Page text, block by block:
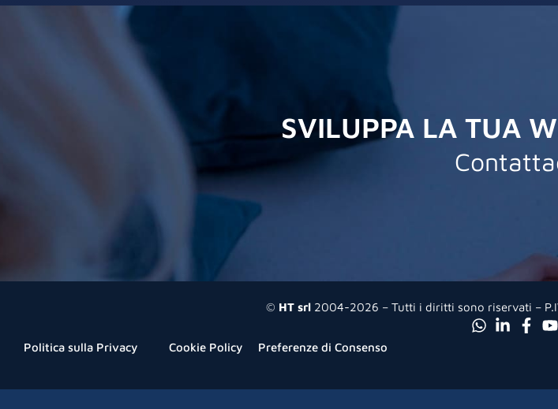
SVILUPPA LA TUA
© HT srl 2004-2026 – Tutti i diritti sono riservati –
Politica sulla Privacy Cookie Policy Preferenze di Consenso